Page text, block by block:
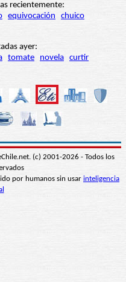
recientemente:
equivocación
chuico
ayer:
tomate novela curtir
(c) 2001-2026 - Todos los
por humanos sin usar inteligencia